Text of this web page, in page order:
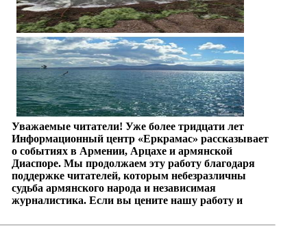
Уважаемые читатели! Уже более тридцати лет
Информационный центр «Еркрамас» рассказывает
о событиях в Армении, Арцахе и армянской
Диаспоре. Мы продолжаем эту работу благодаря
поддержке читателей, которым небезразличны
судьба армянского народа и независимая
журналистика. Если вы цените нашу работу и